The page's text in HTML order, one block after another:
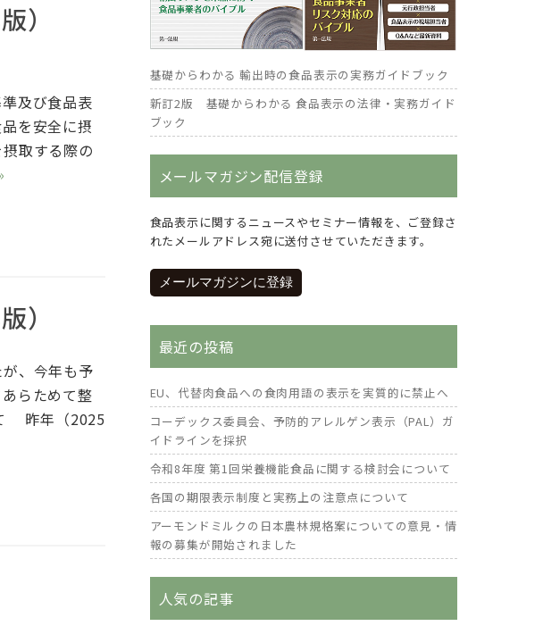
）
及び食品表
を安全に摂
取する際の
）
、今年も予
らためて整
昨年（2025
基礎からわかる 輸出時の食品表示の実務ガイドブック
新訂2版 基礎からわかる 食品表示の法律・実務ガイド
ブック
メールマガジン配信登録
食品表示に関するニュースやセミナー情報を、ご登録さ
れたメールアドレス宛に送付させていただきます。
メールマガジンに登録
最近の投稿
EU、代替肉食品への食肉用語の表示を実質的に禁止へ
コーデックス委員会、予防的アレルゲン表示（PAL）ガ
イドラインを採択
令和8年度 第1回栄養機能食品に関する検討会について
各国の期限表示制度と実務上の注意点について
アーモンドミルクの日本農林規格案についての意見・情
報の募集が開始されました
人気の記事